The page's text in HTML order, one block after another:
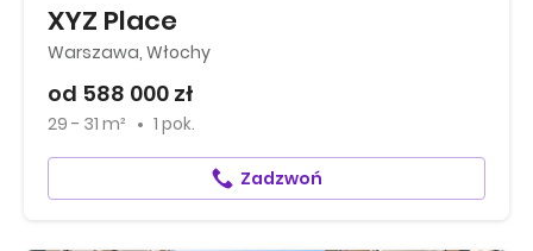
XYZ Place
Warszawa, Włochy
od 588 000 zł
29 - 31 m² 1 pok.
Zadzwoń